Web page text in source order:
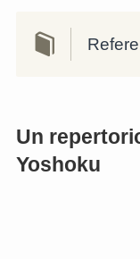
Un
Yoshoku